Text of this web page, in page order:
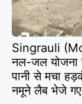
Singrauli
नल-जल योजना
पानी से मचा
नमूने लैब भेजे गए